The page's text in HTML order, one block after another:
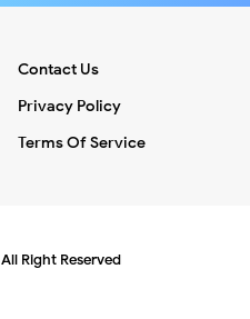
Contact Us
Privacy Policy
Terms Of Service
All Right Reserved